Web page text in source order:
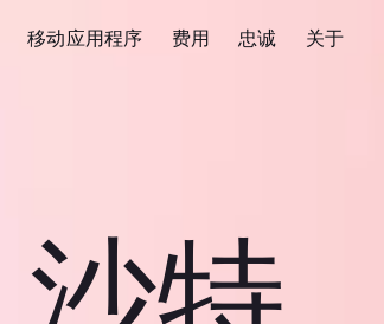
移动应用程序 费用 忠诚 关于